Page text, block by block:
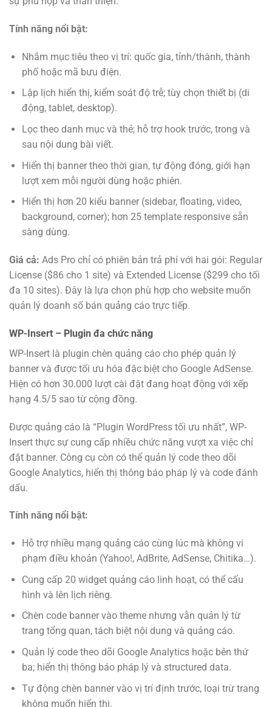
Tính năng nổi bật:
Nhắm mục tiêu theo vị trí: quốc gia, tỉnh/thành, thành
phố hoặc mã bưu điện.
Lập lịch hiển thị, kiểm soát độ trễ; tùy chọn thiết bị (di
động, tablet, desktop).
Lọc theo danh mục và thẻ; hỗ trợ hook trước, trong và
sau nội dung bài viết.
Hiển thị banner theo thời gian, tự động đóng, giới hạn
lượt xem mỗi người dùng hoặc phiên.
Hiển thị hơn 20 kiểu banner (sidebar, floating, video,
background, corner); hơn 25 template responsive sẵn
sàng dùng.
Giá cả: Ads Pro chỉ có phiên bản trả phí với hai gói: Regular
License ($86 cho 1 site) và Extended License ($299 cho tối
đa 10 sites). Đây là lựa chọn phù hợp cho website muốn
quản lý doanh số bán quảng cáo trực tiếp.
WP-Insert – Plugin đa chức năng
WP-Insert là plugin chèn quảng cáo cho phép quản lý
banner và được tối ưu hóa đặc biệt cho Google AdSense.
Hiện có hơn 30.000 lượt cài đặt đang hoạt động với xếp
hạng 4.5/5 sao từ cộng đồng.
Được quảng cáo là “Plugin WordPress tối ưu nhất”, WP-
Insert thực sự cung cấp nhiều chức năng vượt xa việc chỉ
đặt banner. Công cụ còn có thể quản lý code theo dõi
Google Analytics, hiển thị thông báo pháp lý và code đánh
dấu.
Tính năng nổi bật:
Hỗ trợ nhiều mạng quảng cáo cùng lúc mà không vi
phạm điều khoản (Yahoo!, AdBrite, AdSense, Chitika…).
Cung cấp 20 widget quảng cáo linh hoạt, có thể cấu
hình và lên lịch riêng.
Chèn code banner vào theme nhưng vẫn quản lý từ
trang tổng quan, tách biệt nội dung và quảng cáo.
Quản lý code theo dõi Google Analytics hoặc bên thứ
ba; hiển thị thông báo pháp lý và structured data.
Tự động chèn banner vào vị trí định trước, loại trừ trang
không muốn hiển thị.